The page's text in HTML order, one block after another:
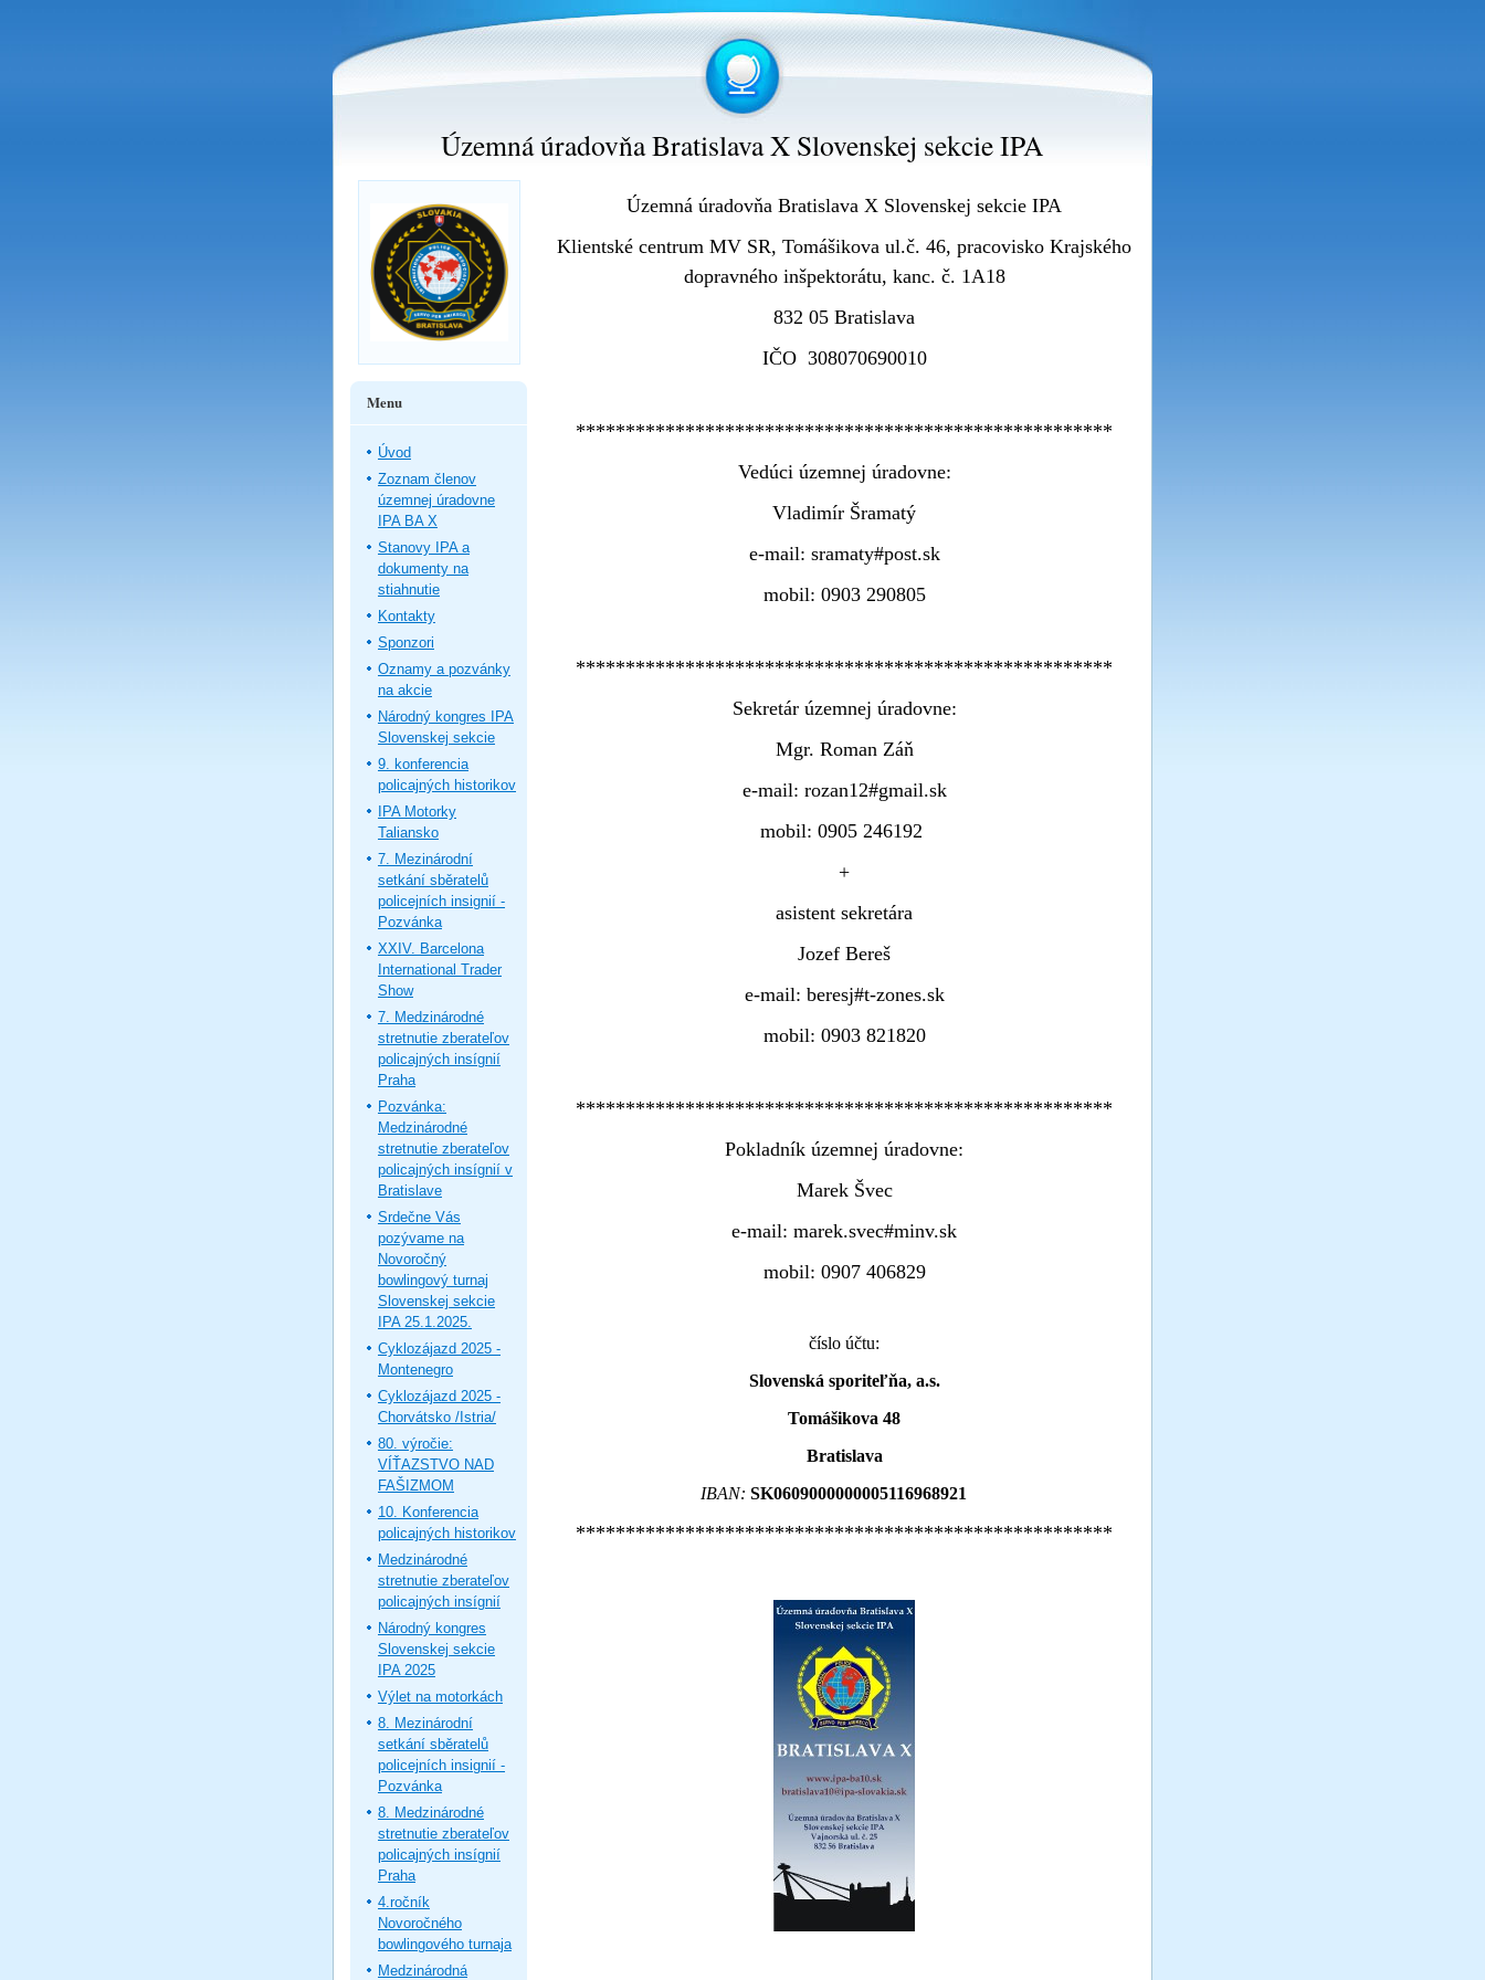
Územná úradovňa Bratislava X Slovenskej sekcie IPA
Územná úradovňa Bratislava X Slovenskej sekcie IPA
Klientské centrum MV SR, Tomášikova ul.č. 46, pracovisko Krajského
dopravného inšpektorátu, kanc. č. 1A18
832 05 Bratislava
IČO 308070690010
******************************************************
Vedúci územnej úradovne:
Vladimír Šramatý
e-mail: sramaty#post.sk
mobil: 0903 290805
******************************************************
Sekretár územnej úradovne:
Mgr. Roman Záň
e-mail: rozan12#gmail.sk
mobil: 0905 246192
+
asistent sekretára
Jozef Bereš
e-mail: beresj#t-zones.sk
mobil: 0903 821820
******************************************************
Pokladník územnej úradovne:
Marek Švec
e-mail: marek.svec#minv.sk
mobil: 0907 406829
číslo účtu:
Slovenská sporiteľňa, a.s.
Tomášikova 48
Bratislava
IBAN: SK0609000000005116968921
******************************************************
Menu
Úvod
Zoznam členov
územnej úradovne
IPA BA X
Stanovy IPA a
dokumenty na
stiahnutie
Kontakty
Sponzori
Oznamy a pozvánky
na akcie
Národný kongres IPA
Slovenskej sekcie
9. konferencia
policajných historikov
IPA Motorky
Taliansko
7. Mezinárodní
setkání sběratelů
policejních insignií -
Pozvánka
XXIV. Barcelona
International Trader
Show
7. Medzinárodné
stretnutie zberateľov
policajných insígnií
Praha
Pozvánka:
Medzinárodné
stretnutie zberateľov
policajných insígnií v
Bratislave
Srdečne Vás
pozývame na
Novoročný
bowlingový turnaj
Slovenskej sekcie
IPA 25.1.2025.
Cyklozájazd 2025 -
Montenegro
Cyklozájazd 2025 -
Chorvátsko /Istria/
80. výročie:
VÍŤAZSTVO NAD
FAŠIZMOM
10. Konferencia
policajných historikov
Medzinárodné
stretnutie zberateľov
policajných insígnií
Národný kongres
Slovenskej sekcie
IPA 2025
Výlet na motorkách
8. Mezinárodní
setkání sběratelů
policejních insignií -
Pozvánka
8. Medzinárodné
stretnutie zberateľov
policajných insígnií
Praha
4.ročník
Novoročného
bowlingového turnaja
Medzinárodná